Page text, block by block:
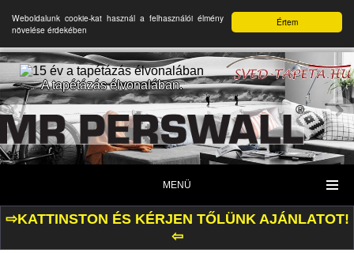
Értem
Weboldalunk cookie-kat használ a felhasználói élmény
növelése érdekében
A tapétázás élvonalában.
MENÜ
⇨KATTINSTON ÉS KÉRJEN TŐLÜNK AJÁNLATOT!
⇦